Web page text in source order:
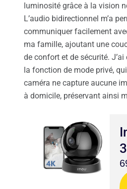
luminosité grâce à la vision
L’audio bidirectionnel m’a
communiquer facilement
ma famille, ajoutant une
de confort et de sécurité.
la fonction de mode privé,
caméra ne capture aucune
à domicile, préservant ainsi